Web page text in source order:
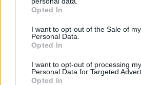
grant or deny consent to Google and
use your data for below specified
consent section.
Opted In
I want to opt-out of the Sale of my
Personal Data.
Opted In
I want to opt-out of processing my
Personal Data for Targeted
Opted In